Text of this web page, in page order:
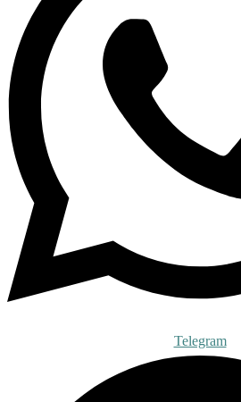
Telegram